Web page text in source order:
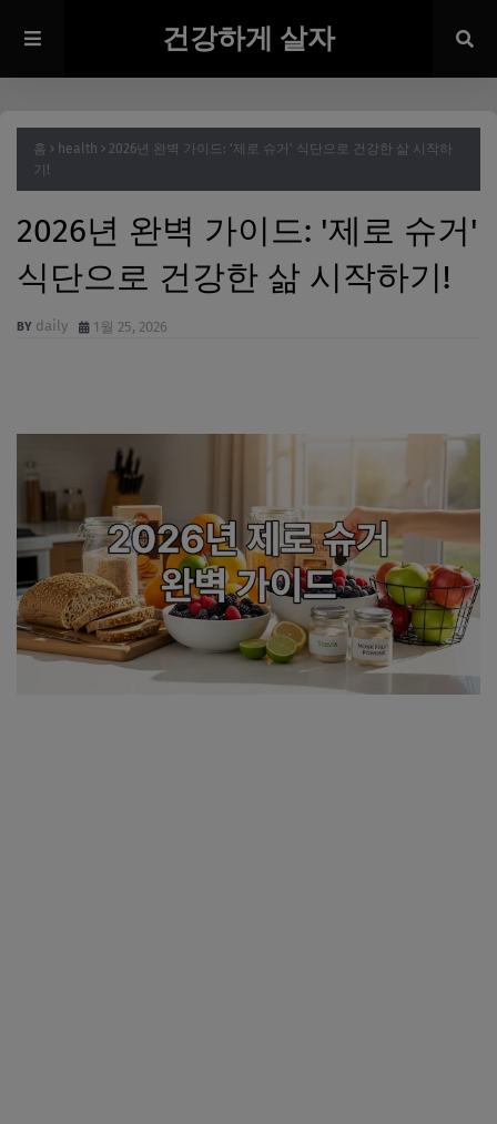
건강하게 살자
홈 health
2026년 완벽 가이드: '제로 슈거' 식단으로 건강한 삶 시작하
기!
2026년 완벽 가이드: '제로 슈거'
식단으로 건강한 삶 시작하기!
daily 1월 25, 2026